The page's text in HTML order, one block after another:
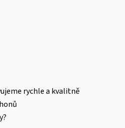
rychle a kvalitně